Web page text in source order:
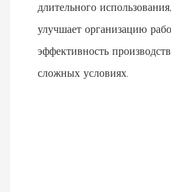
длительного
улучшает организацию
эффективность
сложных условиях.